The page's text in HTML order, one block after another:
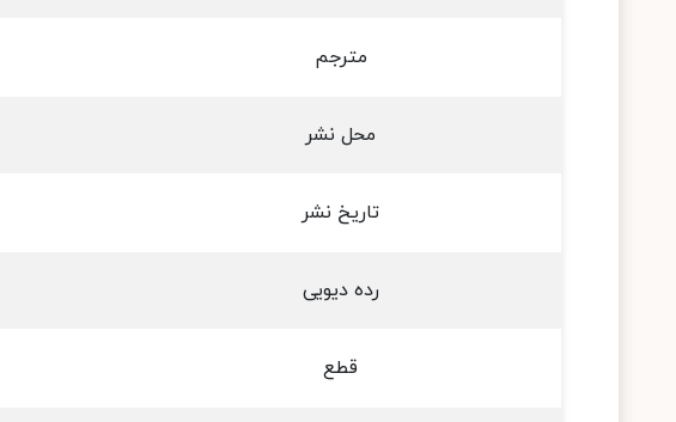
مترجم
محل نشر
تاریخ نشر
رده دیویی
قطع